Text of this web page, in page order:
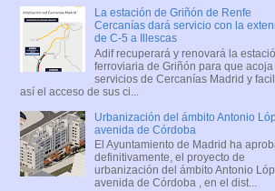
La estación de Griñón de Renfe
Cercanías dará servicio con la
de C-5 a Illescas
Adif recuperará y renovará la
ferroviaria de Griñón para que acoja
servicios de Cercanías Madrid y
así el acceso de sus ci...
Urbanización del ámbito Antonio
avenida de Córdoba
El Ayuntamiento de Madrid ha
definitivamente, el proyecto de
urbanización del ámbito Antonio
avenida de Córdoba , en el dist...